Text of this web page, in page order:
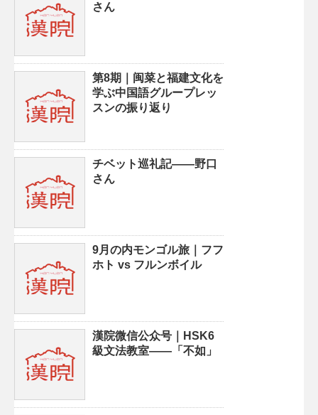
さん
第8期｜闽菜と福建文化を
学ぶ中国語グループレッ
スンの振り返り
チベット巡礼記——野口
さん
9月の内モンゴル旅｜フフ
ホト vs フルンボイル
漢院微信公众号｜HSK6
級文法教室——「不如」